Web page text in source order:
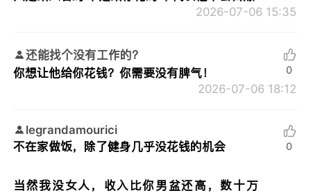
2026-07-06 15:35
还能找个没有工作的？
你想让他给你花钱？你需要没有脾气！
2026-07-06 18:12
0
legrandamourici
不在家做饭，除了健身几乎没花钱的机会
当然我没女人，收入比你男盆还高，数十万
0